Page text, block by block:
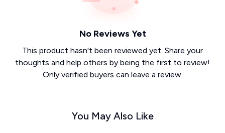
No Reviews Yet
This product hasn't been reviewed yet. Share your
thoughts and help others by being the first to review!
Only verified buyers can leave a review.
You May Also Like